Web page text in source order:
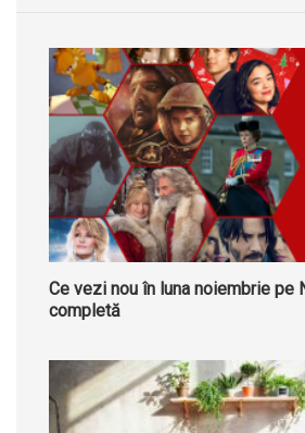
Ce vezi nou în luna noiembrie pe
completă